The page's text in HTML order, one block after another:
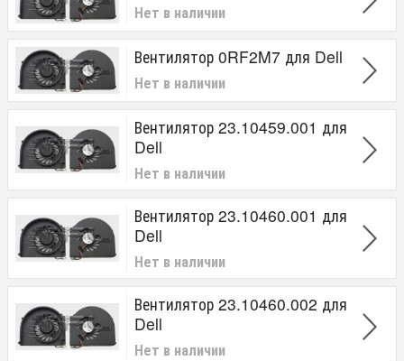
Нет в наличии
Вентилятор 0RF2M7 для Dell
Нет в наличии
Вентилятор 23.10459.001 для
Dell
Нет в наличии
Вентилятор 23.10460.001 для
Dell
Нет в наличии
Вентилятор 23.10460.002 для
Dell
Нет в наличии